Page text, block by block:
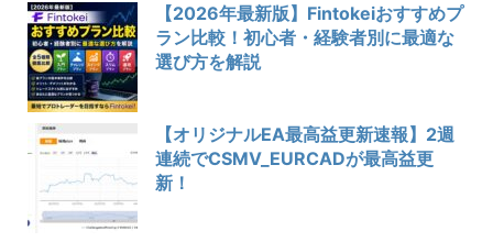
【2026年最新版】Fintokeiおすすめプ
ラン比較！初心者・経験者別に最適な
選び方を解説
【オリジナルEA最高益更新速報】2週
連続でCSMV_EURCADが最高益更
新！